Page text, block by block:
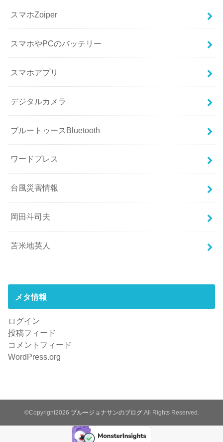
スマホZoiper
スマホやPCのバッテリー
スマホアプリ
デジタルカメラ
ブルートゥースBluetooth
ワードプレス
台風災害情報
岡田斗司夫
苫米地英人
メタ情報
ログイン
投稿フィード
コメントフィード
WordPress.org
©Copyright2026 ブルージョナサンのブログ.All Rights Reserved.